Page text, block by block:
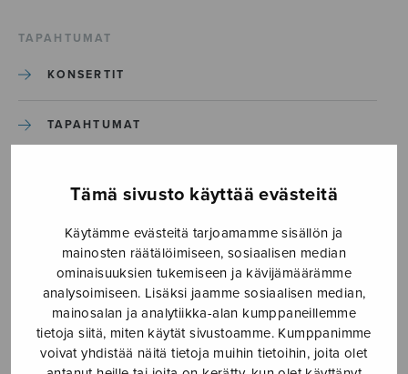
Tämä sivusto käyttää evästeitä
Käytämme evästeitä tarjoamamme sisällön ja
mainosten räätälöimiseen, sosiaalisen median
ominaisuuksien tukemiseen ja kävijämäärämme
analysoimiseen. Lisäksi jaamme sosiaalisen median,
mainosalan ja analytiikka-alan kumppaneillemme
tietoja siitä, miten käytät sivustoamme. Kumppanimme
voivat yhdistää näitä tietoja muihin tietoihin, joita olet
TAPAHTUMAT
KONSERTIT
TAPAHTUMAT
Etusivu › Media › TapiolaSound
TapiolaSound
14.12.2017